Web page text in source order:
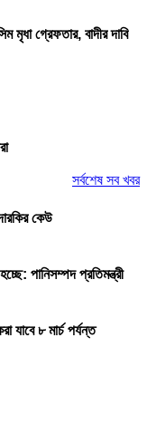
মৃধা গ্রেফতার, বাদীর দাবি
সর্বশেষ সব খবর
কেউ
পানিসম্পদ প্রতিমন্ত্রী
যাবে ৮ মার্চ পর্যন্ত